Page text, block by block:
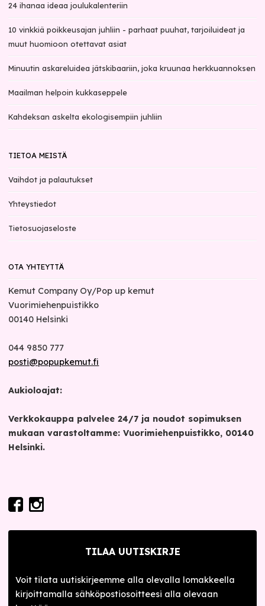
24 ihanaa ideaa joulukalenteriin
10 vinkkiä poikkeusajan juhliin - parhaat puuhat, tarjoiluideat ja
muut huomioon otettavat asiat
Minuutin askareluidea jätskibaariin, joka kruunaa herkkuannoksen
Maailman helpoin kukkaseppele
Kahdeksan askelta ekologisempiin juhliin
TIETOA MEISTÄ
Vaihdot ja palautukset
Yhteystiedot
Tietosuojaseloste
OTA YHTEYTTÄ
Kemut Company Oy/Pop up kemut
Vuorimiehenpuistikko
00140 Helsinki
044 9850 777
posti@popupkemut.fi
Aukioloajat:
Verkkokauppa palvelee 24/7 ja noudot sopimuksen
mukaan varastoltamme: Vuorimiehenpuistikko, 00140
Helsinki.
TILAA UUTISKIRJE
Voit tilata uutiskirjeemme alla olevalla lomakkeella
kirjoittamalla sähköpostiosoitteesi alla olevaan